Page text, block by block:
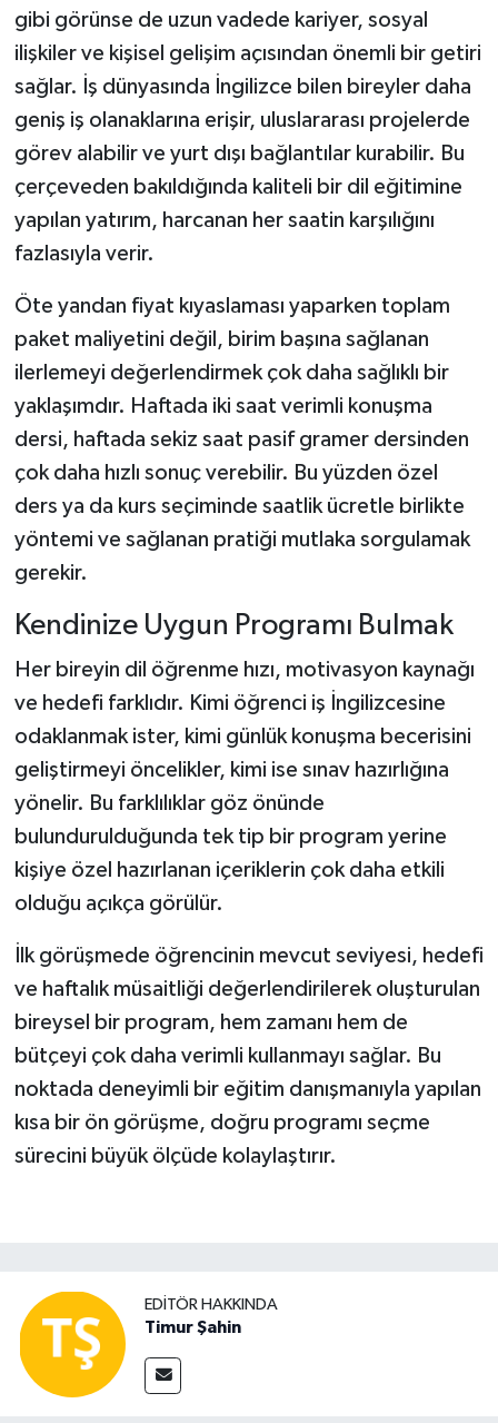
gibi görünse de uzun vadede kariyer, sosyal
ilişkiler ve kişisel gelişim açısından önemli bir getiri
sağlar. İş dünyasında İngilizce bilen bireyler daha
geniş iş olanaklarına erişir, uluslararası projelerde
görev alabilir ve yurt dışı bağlantılar kurabilir. Bu
çerçeveden bakıldığında kaliteli bir dil eğitimine
yapılan yatırım, harcanan her saatin karşılığını
fazlasıyla verir.
Öte yandan fiyat kıyaslaması yaparken toplam
paket maliyetini değil, birim başına sağlanan
ilerlemeyi değerlendirmek çok daha sağlıklı bir
yaklaşımdır. Haftada iki saat verimli konuşma
dersi, haftada sekiz saat pasif gramer dersinden
çok daha hızlı sonuç verebilir. Bu yüzden özel
ders ya da kurs seçiminde saatlik ücretle birlikte
yöntemi ve sağlanan pratiği mutlaka sorgulamak
gerekir.
Kendinize Uygun Programı Bulmak
Her bireyin dil öğrenme hızı, motivasyon kaynağı
ve hedefi farklıdır. Kimi öğrenci iş İngilizcesine
odaklanmak ister, kimi günlük konuşma becerisini
geliştirmeyi öncelikler, kimi ise sınav hazırlığına
yönelir. Bu farklılıklar göz önünde
bulundurulduğunda tek tip bir program yerine
kişiye özel hazırlanan içeriklerin çok daha etkili
olduğu açıkça görülür.
İlk görüşmede öğrencinin mevcut seviyesi, hedefi
ve haftalık müsaitliği değerlendirilerek oluşturulan
bireysel bir program, hem zamanı hem de
bütçeyi çok daha verimli kullanmayı sağlar. Bu
noktada deneyimli bir eğitim danışmanıyla yapılan
kısa bir ön görüşme, doğru programı seçme
sürecini büyük ölçüde kolaylaştırır.
EDITÖR HAKKINDA
Timur Şahin